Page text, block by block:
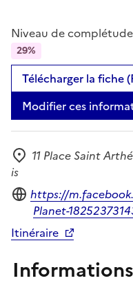
Niveau de
29%
Télécharger la fiche
Modifier ces
Adresse
11 Place Saint
is
Site internet
https://
Planet-
Itinéraire